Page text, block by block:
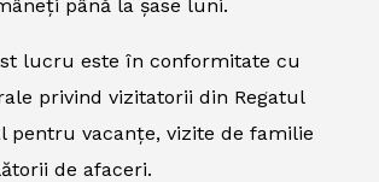
până la șase luni.
lucru este în conformitate cu
privind vizitatorii din Regatul
pentru vacanțe, vizite de familie
de afaceri.